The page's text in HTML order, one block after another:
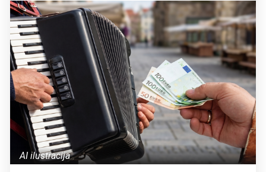
AI ilustracija